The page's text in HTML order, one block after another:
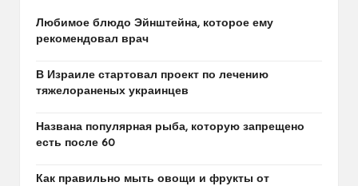
Любимое блюдо Эйнштейна, которое ему
рекомендовал врач
В Израиле стартовал проект по лечению
тяжелораненых украинцев
Названа популярная рыба, которую запрещено
есть после 60
Как правильно мыть овощи и фрукты от